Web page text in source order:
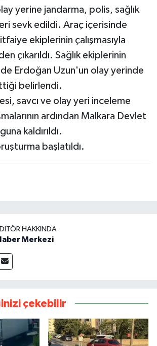
yerine jandarma, polis, sağlık
sevk edildi. Araç içerisinde
itfaiye ekiplerinin çalışmasıyla
çıkarıldı. Sağlık ekiplerinin
Erdoğan Uzun'un olay yerinde
belirlendi.
savcı ve olay yeri inceleme
ardından Malkara Devlet
kaldırıldı.
başlatıldı.
HAKKINDA
Merkezi
çekebilir